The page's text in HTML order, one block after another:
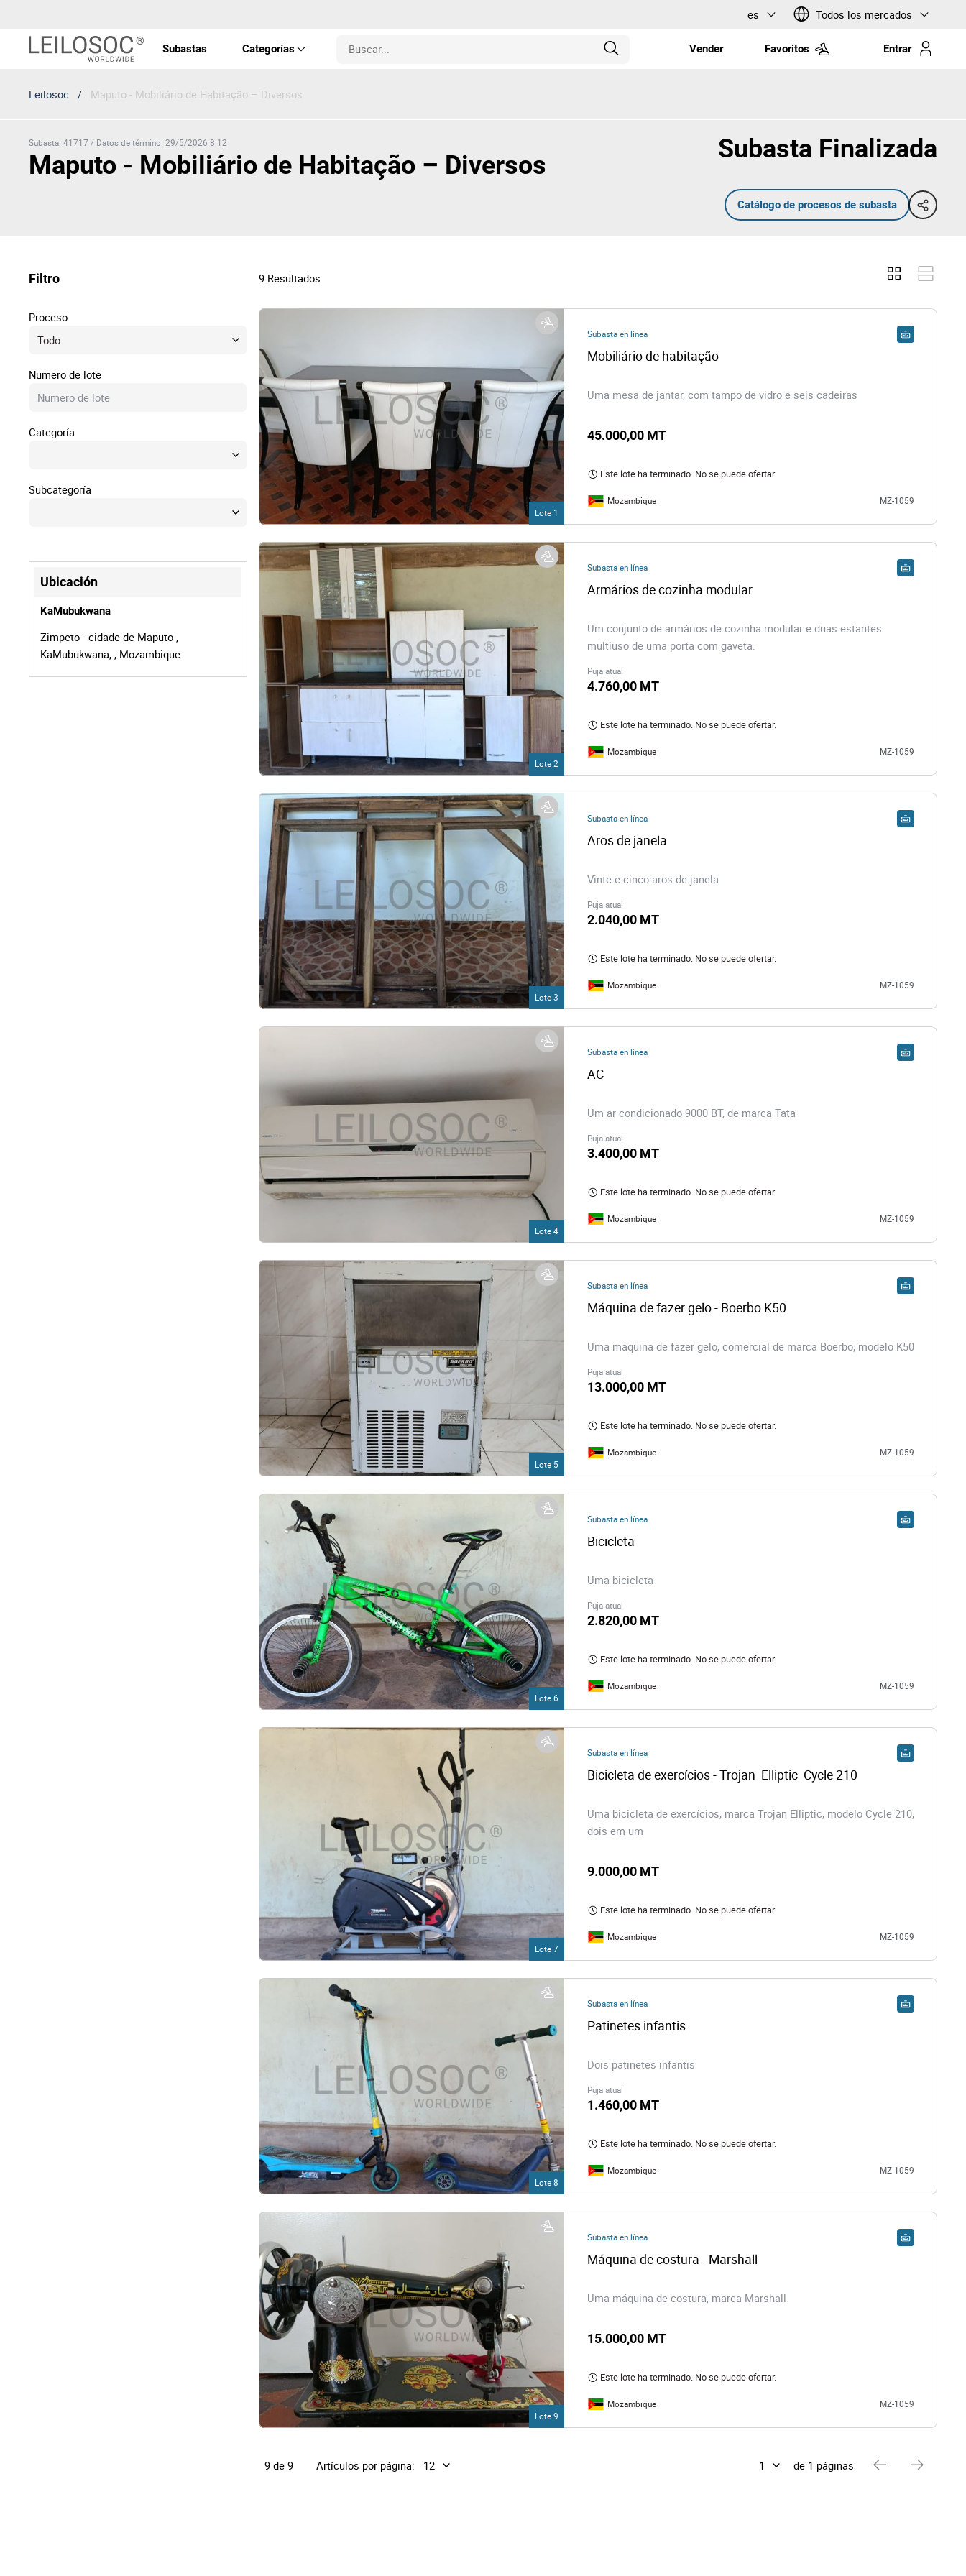
es Todos los mercados
Subastas Categorías
Propiedades
Arte y Coleccionables
Tecnología
Muebles y Decoración
Náutico
Otros
Vender Favoritos Entrar
Leilosoc / Maputo - Mobiliário de Habitação – Diversos
Subasta: 41717 / Datos de término: 29/5/2026 8:12
Maputo - Mobiliário de Habitação – Diversos
Subasta Finalizada
Catálogo de procesos de subasta
Filtro 9 Resultados
Proceso
Numero de lote
Categoría
Subcategoría
Ubicación
KaMubukwana
Zimpeto - cidade de Maputo ,
KaMubukwana, , Mozambique
Lote 1
Subasta en línea
Mobiliário de habitação
Uma mesa de jantar, com tampo de vidro e seis cadeiras
45.000,00 MT
Este lote ha terminado. No se puede ofertar.
Mozambique MZ-1059
Lote 2
Subasta en línea
Armários de cozinha modular
Um conjunto de armários de cozinha modular e duas estantes
multiuso de uma porta com gaveta.
Puja atual
4.760,00 MT
Este lote ha terminado. No se puede ofertar.
Mozambique MZ-1059
Lote 3
Subasta en línea
Aros de janela
Vinte e cinco aros de janela
Puja atual
2.040,00 MT
Este lote ha terminado. No se puede ofertar.
Mozambique MZ-1059
Lote 4
Subasta en línea
AC
Um ar condicionado 9000 BT, de marca Tata
Puja atual
3.400,00 MT
Este lote ha terminado. No se puede ofertar.
Mozambique MZ-1059
Lote 5
Subasta en línea
Máquina de fazer gelo - Boerbo K50
Uma máquina de fazer gelo, comercial de marca Boerbo, modelo K50
Puja atual
13.000,00 MT
Este lote ha terminado. No se puede ofertar.
Mozambique MZ-1059
Lote 6
Subasta en línea
Bicicleta
Uma bicicleta
Puja atual
2.820,00 MT
Este lote ha terminado. No se puede ofertar.
Mozambique MZ-1059
Lote 7
Subasta en línea
Bicicleta de exercícios - Trojan  Elliptic  Cycle 210
Uma bicicleta de exercícios, marca Trojan Elliptic, modelo Cycle 210,
dois em um
9.000,00 MT
Este lote ha terminado. No se puede ofertar.
Mozambique MZ-1059
Lote 8
Subasta en línea
Patinetes infantis
Dois patinetes infantis
Puja atual
1.460,00 MT
Este lote ha terminado. No se puede ofertar.
Mozambique MZ-1059
Lote 9
Subasta en línea
Máquina de costura - Marshall
Uma máquina de costura, marca Marshall
15.000,00 MT
Este lote ha terminado. No se puede ofertar.
Mozambique MZ-1059
9 de 9 Artículos por página: de 1 páginas